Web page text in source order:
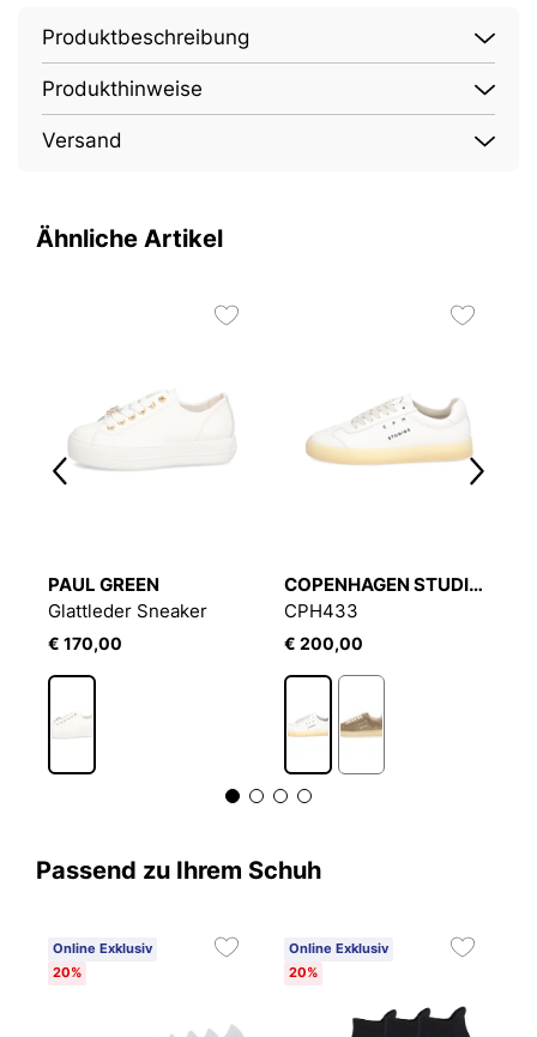
Produktbeschreibung
Produkthinweise
Versand
Ähnliche Artikel
PAUL GREEN
Glattleder Sneaker
€ 170,00
COPENHAGEN STUDIOS
CPH433
€ 200,00
Passend zu Ihrem Schuh
Online Exklusiv
20%
Online Exklusiv
20%